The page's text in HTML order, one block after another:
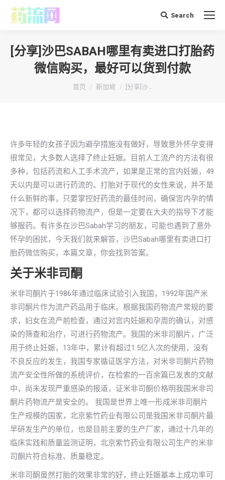
搜 Search
[分享]沙巴SABAH哪里有卖进口打胎药
微信购买，最好可以货到付款
你在这里：
首页 新加坡 [分享]沙…
许多年轻的女孩子因为避孕措施没有做好，导致意外怀孕变得
很常见，大多数人选择了终止妊娠。目前人工流产的方法有很
多种，包括药流和人工手术流产，如果是正常的宫内妊娠，49
天以内是可以进行药流的。打胎对于现代的女性来说，并不是
什么新鲜的事，只要掌控好药流的最佳时间，确保宫内孕的情
况下，都可以选择药物流产，但是一定要在大夫的指导下才能
够服药。有许多在沙巴Sabah学习的朋友，可能也遇到了意外
怀孕的困扰，今天我们就来解答，沙巴Sabah哪里有卖进口打
胎药微信购买，本篇文章，你会找到答案。
关于米非司酮
米非司酮片于1986年通过临床试验引入我国，1992年国产米
非司酮片作为流产药品用于临床。根据我国药物流产常规的要
求，妇女在流产前检查，通过对宫内妊娠和孕周的确认，对感
染的筛查和治疗，可进行药物流产。我国的米非司酮片，广泛
用于终止妊娠，13年中，累计有超过1.5亿人次的使用，没有
不良反应的发生，我国专家循证医学方法，对米非司酮片药物
流产安全性所做的系统评价，在检索的一百余篇已发表的文献
中，尚未发现严重感染的报道，证米非司酮价格明我国米非司
酮片药物流产是安全的。 我国是世界上唯一形成米非司酮片
生产规模的国家，北京紫竹药业有限公司是我国米非司酮片最
早研发生产的单位，也是目前主要的生产厂家，通过十几年的
临床实践和质量监测证明，北京紫竹药业有限公司生产的米非
司酮片符合标准、质量稳定。
米非司酮虽然打胎的效果非常的好，终止妊娠基本上成功率可